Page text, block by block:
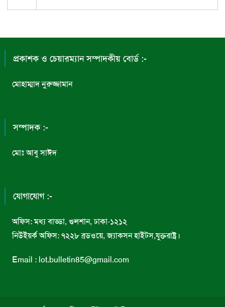
প্রকাশক ও চেয়ারম্যান সম্পাদকীয় বোর্ড :-
মোহাম্মাদ নুরুজ্জামান
সম্পাদক :-
মোঃ আবু সাঈদ
যোগাযোগ :-
অফিস: মধ্য বাড্ডা, গুলশান, ঢাকা-১২১২
নিউইয়র্ক অফিস: ৭২২৮ ব্রডওয়ে, জ্যাকসন হাইটস,যুক্তরাষ্ট্র।
Email : lot.bulletin85@gmail.com